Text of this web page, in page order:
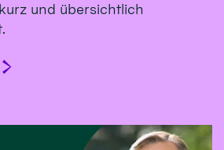
und übersichtlich